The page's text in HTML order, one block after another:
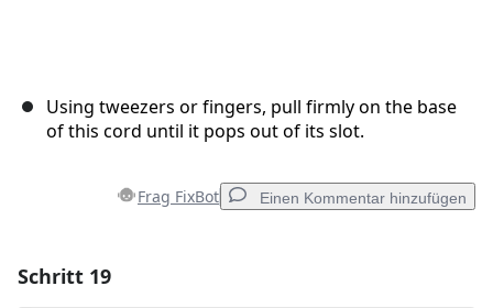
Using tweezers or fingers, pull firmly on the base
of this cord until it pops out of its slot.
Frag FixBot Einen Kommentar hinzufügen
Schritt 19